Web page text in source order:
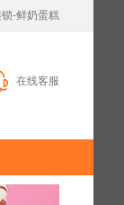
-鲜奶蛋糕
在线客服